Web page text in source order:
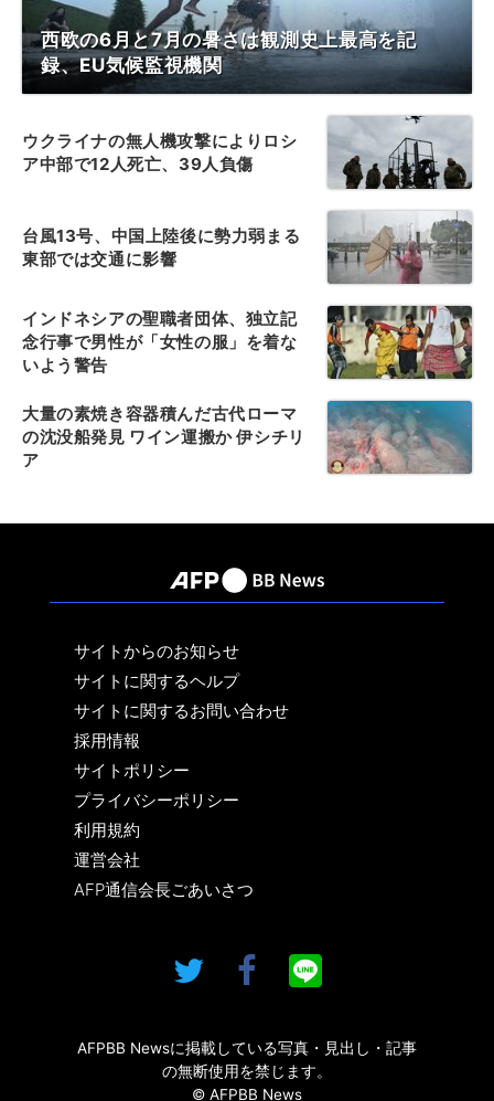
西欧の6月と7月の暑さは観測史上最高を記
録、EU気候監視機関
ウクライナの無人機攻撃によりロシ
ア中部で12人死亡、39人負傷
台風13号、中国上陸後に勢力弱まる
東部では交通に影響
インドネシアの聖職者団体、独立記
念行事で男性が「女性の服」を着な
いよう警告
大量の素焼き容器積んだ古代ローマ
の沈没船発見 ワイン運搬か 伊シチリ
ア
サイトからのお知らせ
サイトに関するヘルプ
サイトに関するお問い合わせ
採用情報
サイトポリシー
プライバシーポリシー
利用規約
運営会社
AFP通信会長ごあいさつ
AFPBB Newsに掲載している写真・見出し・記事
の無断使用を禁じます。
© AFPBB News